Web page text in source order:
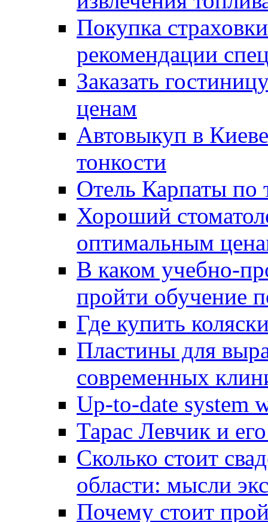
Покупка
рекомендации
Заказать
ценам
Автовыкуп в
тонкости
Отель Карпаты по
Хороший
оптимальным
В каком учебно-
пройти обучение
Где купить
Пластины для
современных
Up-to-date system
Тарас Левчик и
Сколько стоит
области: мысли
Почему стоит